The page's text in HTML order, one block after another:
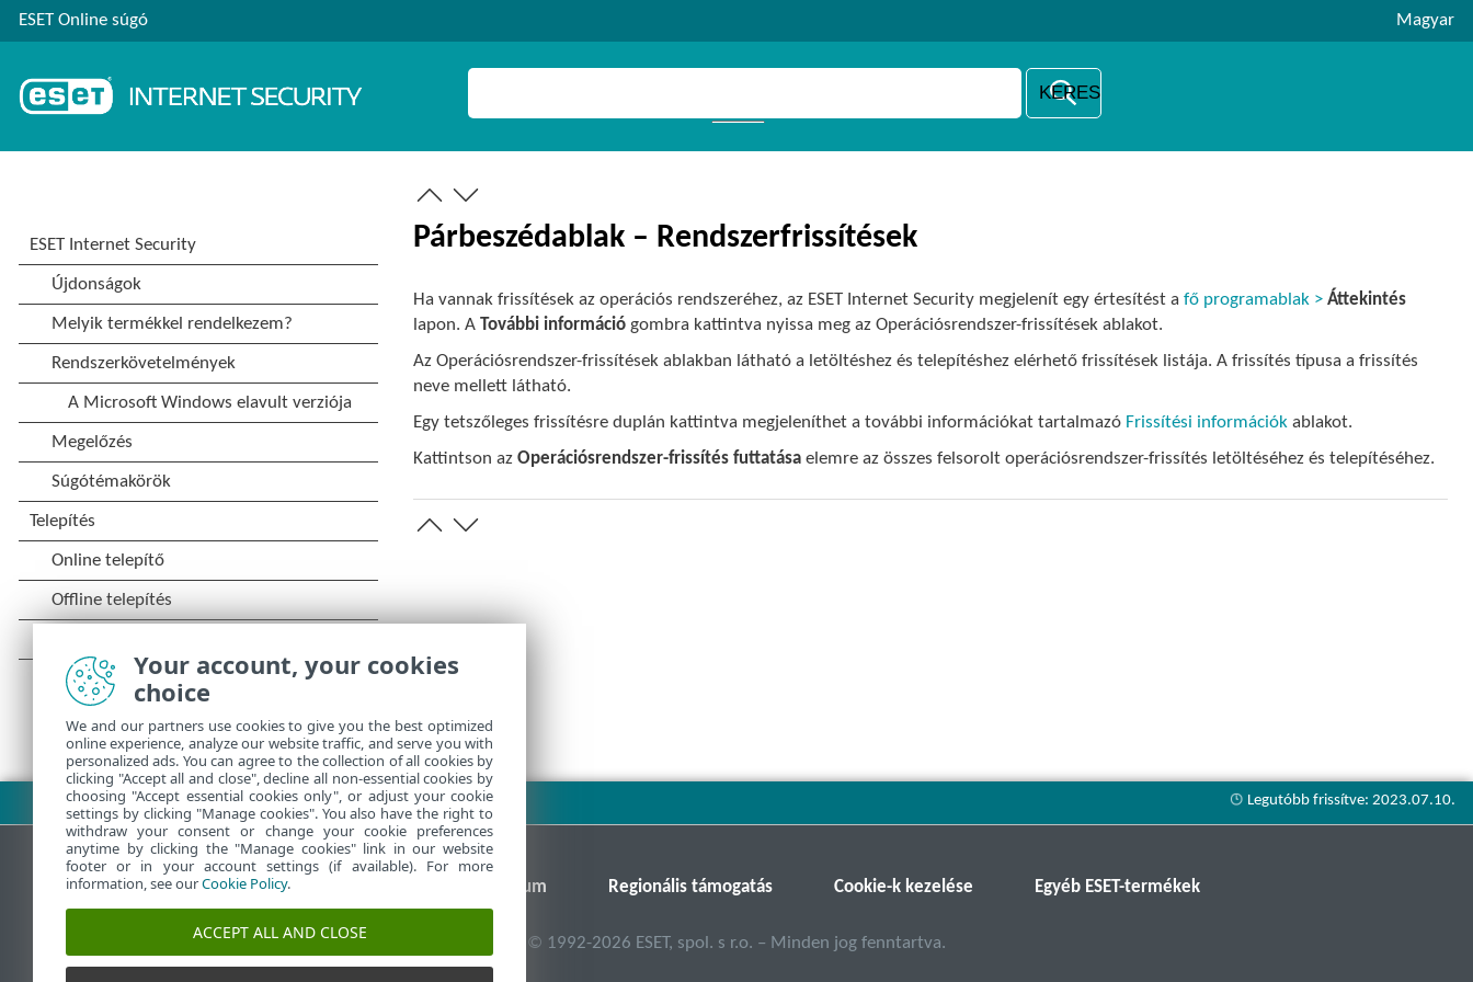
ESET Online súgó Magyar
Párbeszédablak – Rendszerfrissítések
Ha vannak frissítések az operációs rendszeréhez, az ESET Internet Security megjelenít egy értesítést afő programablak > Áttekintés
lapon. ATovábbi információ gombra kattintva nyissa meg az Operációsrendszer-frissítések ablakot.
Az Operációsrendszer-frissítések ablakban látható a letöltéshez és telepítéshez elérhető frissítések listája. A frissítés típusa a frissítés
neve mellett látható.
Egy tetszőleges frissítésre duplán kattintva megjeleníthet a további információkat tartalmazó Frissítési információk ablakot.
Kattintson azOperációsrendszer-frissítés futtatása elemre az összes felsorolt operációsrendszer-frissítés letöltéséhez és telepítéséhez.
PDF letöltése
ESET Tudásbázis ESET Fórum Regionális támogatás Cookie-k kezelése Egyéb ESET-termékek
© 1992-2026 ESET, spol. s r.o. – Minden jog fenntartva.
Your account, your cookies
choice
We and our partners use cookies to give you the best optimized
online experience, analyze our website traffic, and serve you with
personalized ads. You can agree to the collection of all cookies by
clicking "Accept all and close", decline all non-essential cookies by
choosing "Accept essential cookies only", or adjust your cookie
settings by clicking "Manage cookies". You also have the right to
withdraw your consent or change your cookie preferences
anytime by clicking the "Manage cookies" link in our website
footer or in your account settings (if available). For more
information, see ourCookie Policy.
ACCEPT ALL AND CLOSE